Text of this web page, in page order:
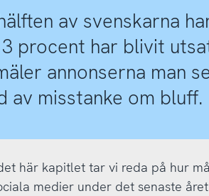
av svenskarna
procent har blivit
annonserna man
av misstanke om bluff.
här kapitlet tar vi reda på hur
medier under det senaste